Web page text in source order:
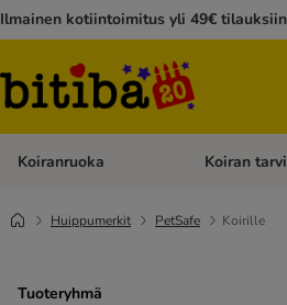
Ilmainen kotiintoimitus yli 49€
Koiranruoka Avaa
Koiran
Huippumerkit PetSafe Koirille
Tuoteryhmä